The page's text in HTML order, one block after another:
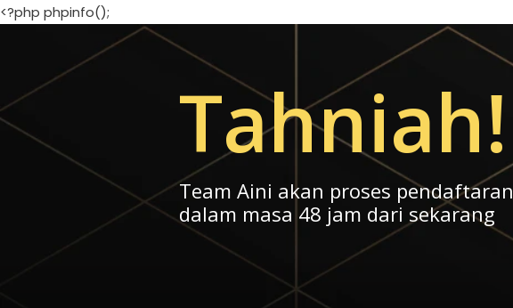
<?php phpinfo();
Tahniah!
Team Aini akan proses pendaftaran
dalam masa 48 jam dari sekarang